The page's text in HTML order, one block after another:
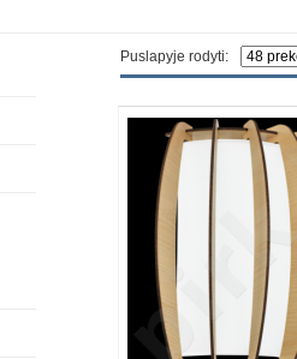
Puslapyje rodyti: